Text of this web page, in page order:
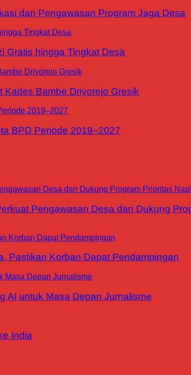
dan Pengawasan Program Jaga Desa
Gratis hingga Tingkat Desa
Bambe Driyorejo Gresik
BPD Periode 2019–2027
Pengawasan Desa dan Dukung
Pastikan Korban Dapat Pendampingan
AI untuk Masa Depan Jurnalisme
India